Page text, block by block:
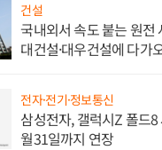
건설
국내외서 속도 붙는 원전
대건설·대우건설에 다가
전자·전기·정보통신
삼성전자, 갤럭시Z 폴드
월31일까지 연장